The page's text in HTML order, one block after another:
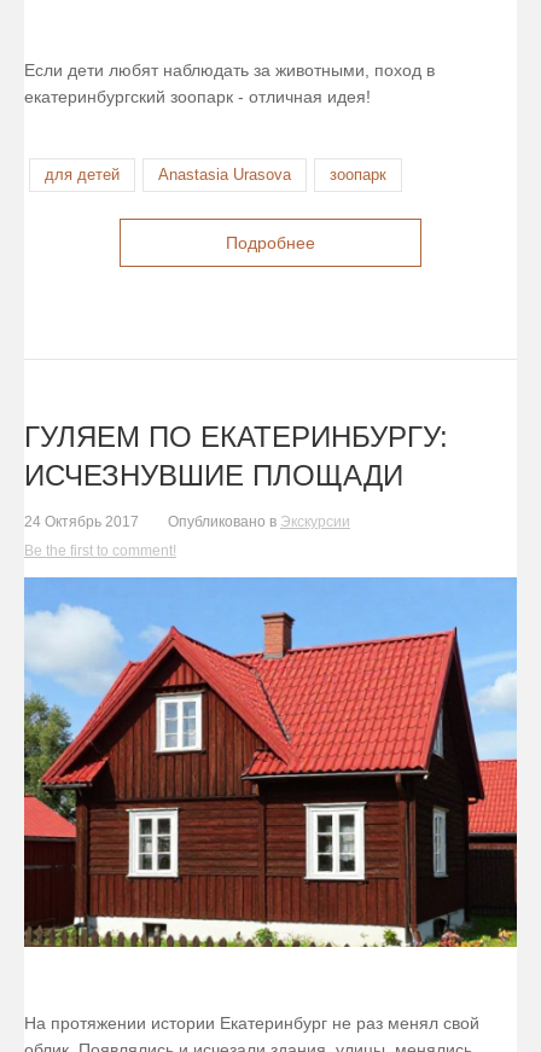
Если дети любят наблюдать за животными, поход в
екатеринбургский зоопарк - отличная идея!
для детей Anastasia Urasova зоопарк
Подробнее
ГУЛЯЕМ ПО ЕКАТЕРИНБУРГУ:
ИСЧЕЗНУВШИЕ ПЛОЩАДИ
24 Октябрь 2017 Опубликовано в Экскурсии
Be the first to comment!
На протяжении истории Екатеринбург не раз менял свой